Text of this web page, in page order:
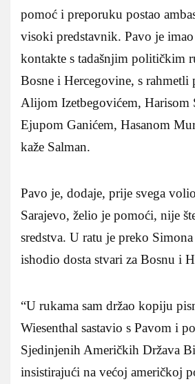
pomoć i preporuku postao
visoki predstavnik. Pavo je
kontakte s tadašnjim političkim
Bosne i Hercegovine, s rahmetli
Alijom Izetbegovićem, Harisom
Ejupom Ganićem, Hasanom
kaže Salman.
Pavo je, dodaje, prije svega
Sarajevo, želio je pomoći, nije
sredstva. U ratu je preko Simona
ishodio dosta stvari za Bosnu i
“U rukama sam držao kopiju
Wiesenthal sastavio s Pavom i
Sjedinjenih Američkih Država
insistirajući na većoj američkoj